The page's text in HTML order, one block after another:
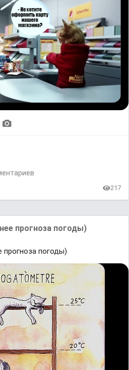
217
прогноза погоды)
прогноза погоды)